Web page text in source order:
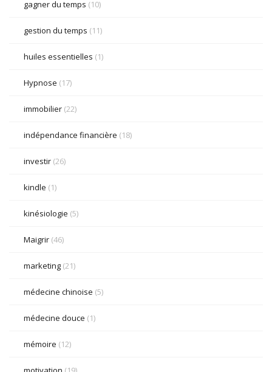
gagner du temps (10)
gestion du temps (11)
huiles essentielles (1)
Hypnose (17)
immobilier (22)
indépendance financière (18)
investir (26)
kindle (1)
kinésiologie (5)
Maigrir (46)
marketing (21)
médecine chinoise (5)
médecine douce (1)
mémoire (12)